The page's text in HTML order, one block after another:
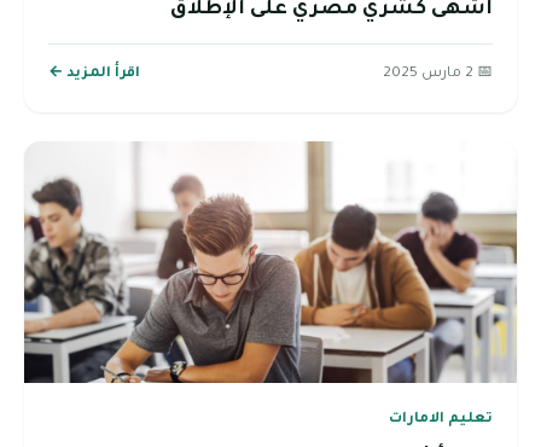
أشهى كشري مصري على الإطلاق
📅 2 مارس 2025 اقرأ المزيد ←
تعليم الامارات